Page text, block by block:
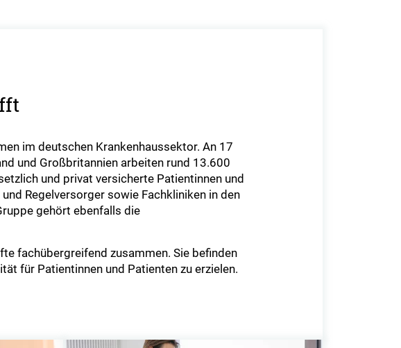
im deutschen Krankenhaussektor. An 17
und Großbritannien arbeiten rund 13.600
und privat versicherte Patientinnen und
Regelversorger sowie Fachkliniken in den
gehört ebenfalls die
fachübergreifend zusammen. Sie befinden
für Patientinnen und Patienten zu erzielen.